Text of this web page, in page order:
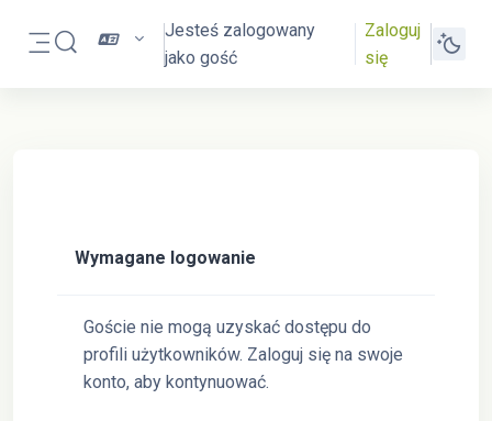
Panel boczny
Przełącznik wyszukiwarki
Jesteś zalogowany
jako gość
Zaloguj
się
Wymagane logowanie
Goście nie mogą uzyskać dostępu do
profili użytkowników. Zaloguj się na swoje
konto, aby kontynuować.